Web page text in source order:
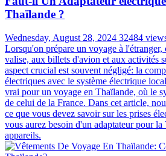
Thaïlande ?
Wednesday, August 28, 2024 32484
Lorsqu'on prépare un voyage à l'étranger,
valise, aux billets d'avion et aux activités
aspect crucial est souvent négligé: la
électriques avec le système électrique
vrai pour un voyage en Thaïlande, où le
de celui de la France. Dans cet article,
ce que vous devez savoir sur les prises
vous aurez besoin d'un adaptateur pour
appareils.